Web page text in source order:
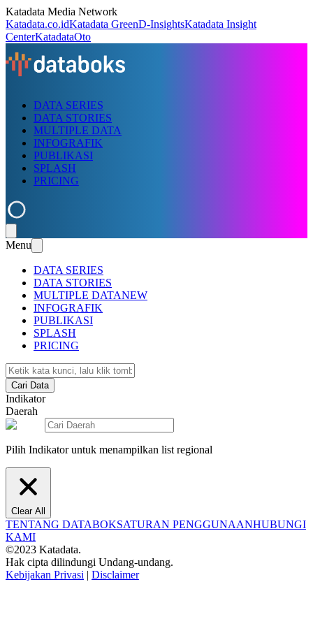
Katadata Media Network
Katadata.co.idKatadata GreenD-InsightsKatadata Insight
CenterKatadataOto
DATA SERIES
DATA STORIES
MULTIPLE DATA
INFOGRAFIK
PUBLIKASI
SPLASH
PRICING
Menu
DATA SERIES
DATA STORIES
MULTIPLE DATANEW
INFOGRAFIK
PUBLIKASI
SPLASH
PRICING
Cari Data
Indikator
Daerah
Pilih Indikator untuk menampilkan list regional
Clear All
TENTANG DATABOKSATURAN PENGGUNAANHUBUNGI
KAMI
©2023 Katadata.
Hak cipta dilindungi Undang-undang.
Kebijakan Privasi | Disclaimer